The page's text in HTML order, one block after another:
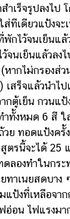
ำเร็จรูปลงไป
ทีเดียวแป้งจะ
ไว้จนเย็นแล้
จนเย็นแล้วลง
ากไม่กรองส่ว
เสร็จแล้วนำไ
ตู้เย็น กวนแป้
ทั้งหมด 6 สี ใ
ย ทอดแป้งครั้
รนี้จะได้ 25
ลองทำในกร
าเนยสดบาง
แป้งที่เหลือจา
อน ไฟแรงมา